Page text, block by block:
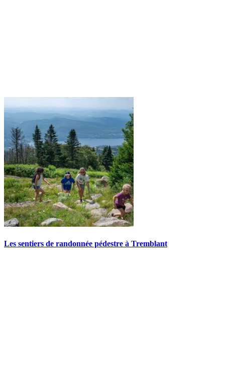
Les sentiers de randonnée pédestre à Tremblant